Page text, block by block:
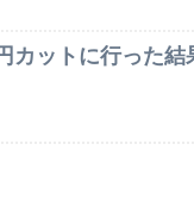
カットに行った